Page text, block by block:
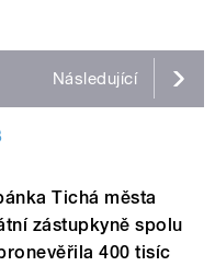
Následující
Tichá města
zástupkyně spolu
400 tisíc